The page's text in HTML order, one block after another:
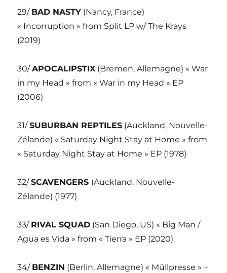
29/ BAD NASTY (Nancy, France)
« Incorruption » from Split LP w/ The Krays
(2019)
30/APOCALIPSTIX (Bremen, Allemagne) « War
in my Head » from « War in my Head » EP
(2006)
31/SUBURBAN REPTILES (Auckland, Nouvelle-
Zélande) « Saturday Night Stay at Home » from
« Saturday Night Stay at Home » EP (1978)
32/SCAVENGERS (Auckland, Nouvelle-
Zélande) (1977)
33/ RIVAL SQUAD (San Diego, US) « Big Man /
Agua es Vida » from « Tierra » EP (2020)
34/ BENZIN (Berlin, Allemagne) « Müllpresse » +